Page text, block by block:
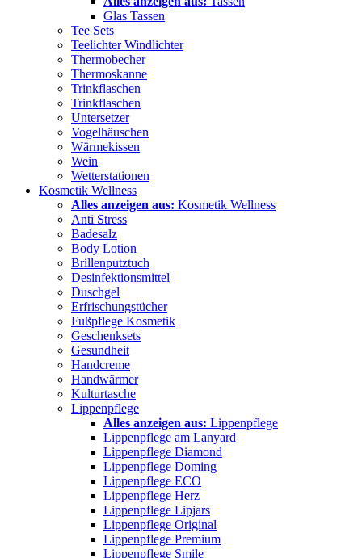
Glas Tassen
Tee Sets
Teelichter Windlichter
Thermobecher
Thermoskanne
Trinkflaschen
Trinkflaschen
Untersetzer
Vogelhäuschen
Wärmekissen
Wein
Wetterstationen
Kosmetik Wellness
Alles anzeigen aus: Kosmetik Wellness
Anti Stress
Badesalz
Body Lotion
Brillenputztuch
Desinfektionsmittel
Duschgel
Erfrischungstücher
Fußpflege Kosmetik
Geschenksets
Gesundheit
Handcreme
Handwärmer
Kulturtasche
Lippenpflege
Alles anzeigen aus: Lippenpflege
Lippenpflege am Lanyard
Lippenpflege Diamond
Lippenpflege Doming
Lippenpflege ECO
Lippenpflege Herz
Lippenpflege Lipjars
Lippenpflege Original
Lippenpflege Premium
Lippenpflege Smile